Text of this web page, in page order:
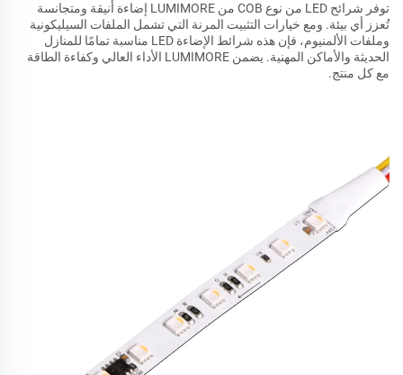
توفر شرائح LED من نوع COB من LUMIMORE إضاءة أنيقة ومتجانسة
تُعزز أي بيئة. ومع خيارات التثبيت المرنة التي تشمل الملفات السيليكونية
وملفات الألمنيوم، فإن هذه شرائط الإضاءة LED مناسبة تمامًا للمنازل
الحديثة والأماكن المهنية. يضمن LUMIMORE الأداء العالي وكفاءة الطاقة
مع كل منتج.